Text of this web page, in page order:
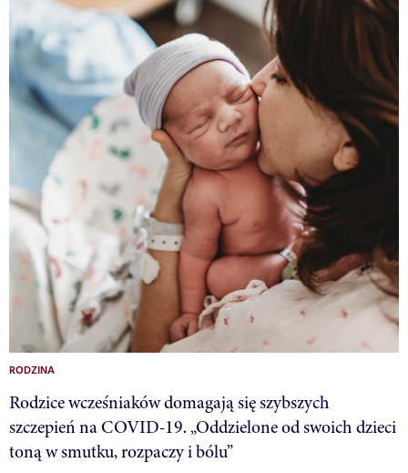
RODZINA
Rodzice wcześniaków domagają się szybszych
szczepień na COVID-19. „Oddzielone od swoich dzieci
toną w smutku, rozpaczy i bólu”